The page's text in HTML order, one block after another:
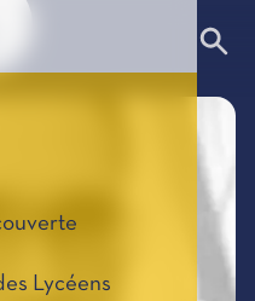
Lycéens